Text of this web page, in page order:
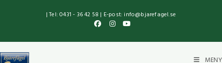
| Tel: 0431 - 36 42 58 | E-post: info@bjarefagel.se
MENY